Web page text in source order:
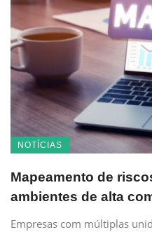
NOTÍCIAS
Mapeamento de
ambientes de alta
Empresas com múltiplas